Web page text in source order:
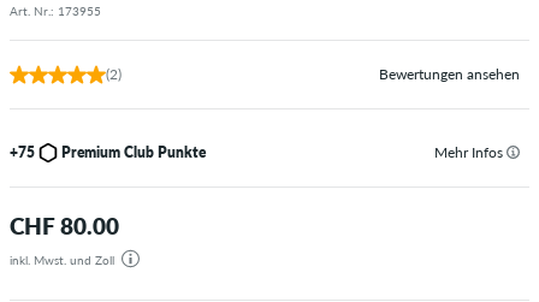
Art. Nr.: 173955
(2) Bewertungen ansehen
+75 Premium Club Punkte Mehr Infos
CHF 80.00
inkl. Mwst. und Zoll